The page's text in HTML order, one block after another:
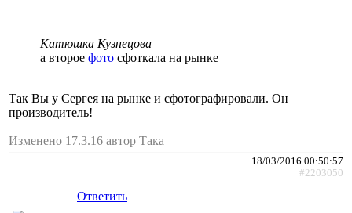
Катюшка Кузнецова
а второе фото сфоткала на рынке
Так Вы у Сергея на рынке и сфотографировали. Он
производитель!
Изменено 17.3.16 автор Така
18/03/2016 00:50:57
#2203050
Ответить